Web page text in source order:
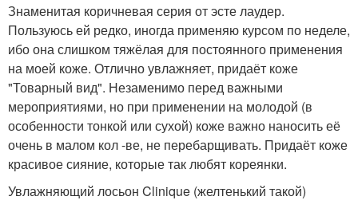
Знаменитая коричневая серия от эсте лаудер.
Пользуюсь ей редко, иногда применяю курсом по неделе,
ибо она слишком тяжёлая для постоянного применения
на моей коже. Отлично увлажняет, придаёт коже
"Товарный вид". Незаменимо перед важными
мероприятиями, но при применении на молодой (в
особенности тонкой или сухой) коже важно наносить её
очень в малом кол -ве, не перебарщивать. Придаёт коже
красивое сияние, которые так любят кореянки.
Увлажняющий лосьон Clinique (желтенький такой)